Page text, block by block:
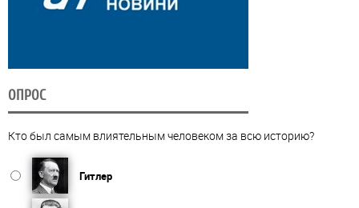
ОПРОС
Кто был самым влиятельным человеком за всю историю?
Гитлер